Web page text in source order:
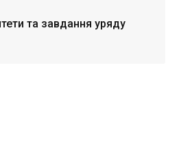
та завдання уряду